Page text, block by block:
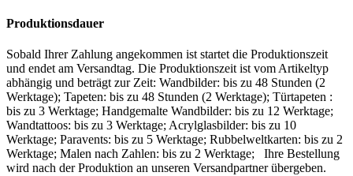
Produktionsdauer
Sobald Ihrer Zahlung angekommen ist startet die Produktionszeit
und endet am Versandtag. Die Produktionszeit ist vom Artikeltyp
abhängig und beträgt zur Zeit: Wandbilder: bis zu 48 Stunden (2
Werktage); Tapeten: bis zu 48 Stunden (2 Werktage); Türtapeten :
bis zu 3 Werktage; Handgemalte Wandbilder: bis zu 12 Werktage;
Wandtattoos: bis zu 3 Werktage; Acrylglasbilder: bis zu 10
Werktage; Paravents: bis zu 5 Werktage; Rubbelweltkarten: bis zu 2
Werktage; Malen nach Zahlen: bis zu 2 Werktage; Ihre Bestellung
wird nach der Produktion an unseren Versandpartner übergeben.